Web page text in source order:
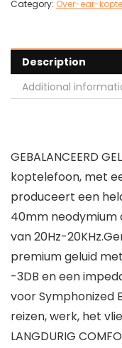
Category: Over-ear-
Description
Additional
GEBALANCEERD
koptelefoon, met
produceert een
40mm neodymium
van 20Hz-
premium geluid
-3DB en een
voor Symphonized
reizen, werk, het
LANGDURIG